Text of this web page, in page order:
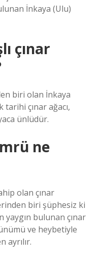
İnkaya (Ulu)
çınar
biri olan İnkaya
tarihi çınar ağacı,
ünlüdür.
ne
olan çınar
biri şüphesiz ki
yaygın bulunan çınar
ve heybetiyle
ayrılır.